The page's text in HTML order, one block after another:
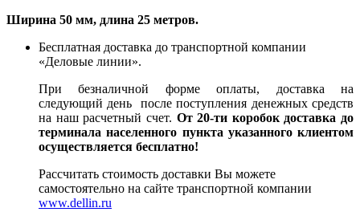
Ширина 50 мм, длина 25 метров.
Бесплатная доставка до транспортной компании
«Деловые линии».
При безналичной форме оплаты, доставка на
следующий день после поступления денежных средств
на наш расчетный счет. От 20-ти коробок доставка до
терминала населенного пункта указанного клиентом
осуществляется бесплатно!
Рассчитать стоимость доставки Вы можете
самостоятельно на сайте транспортной компании
www.dellin.ru